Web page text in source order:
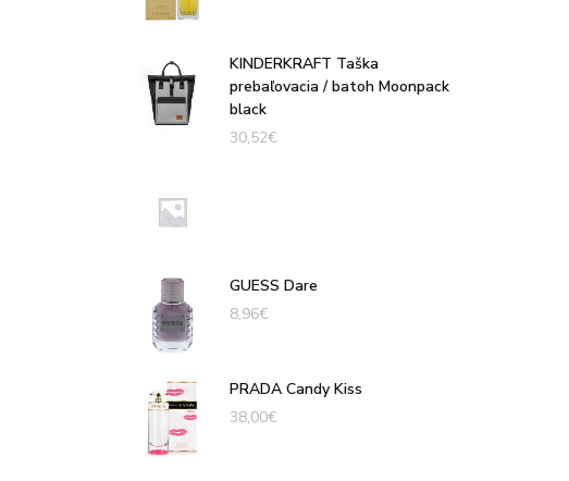
KINDERKRAFT Taška
prebaľovacia / batoh Moonpack
black
30,52€
GUESS Dare
8,96€
PRADA Candy Kiss
38,00€